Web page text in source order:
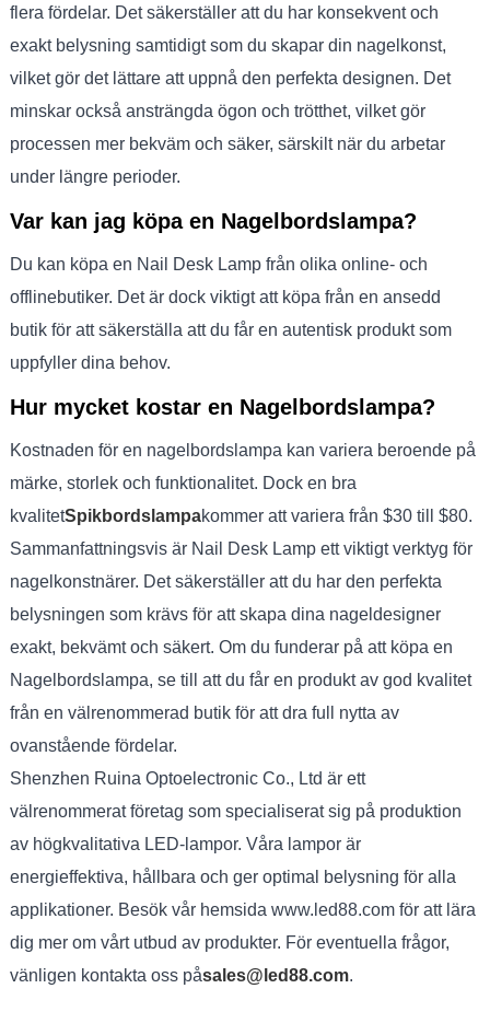
flera fördelar. Det säkerställer att du har konsekvent och
exakt belysning samtidigt som du skapar din nagelkonst,
vilket gör det lättare att uppnå den perfekta designen. Det
minskar också ansträngda ögon och trötthet, vilket gör
processen mer bekväm och säker, särskilt när du arbetar
under längre perioder.
Var kan jag köpa en Nagelbordslampa?
Du kan köpa en Nail Desk Lamp från olika online- och
offlinebutiker. Det är dock viktigt att köpa från en ansedd
butik för att säkerställa att du får en autentisk produkt som
uppfyller dina behov.
Hur mycket kostar en Nagelbordslampa?
Kostnaden för en nagelbordslampa kan variera beroende på
märke, storlek och funktionalitet. Dock en bra
kvalitetSpikbordslampakommer att variera från $30 till $80.
Sammanfattningsvis är Nail Desk Lamp ett viktigt verktyg för
nagelkonstnärer. Det säkerställer att du har den perfekta
belysningen som krävs för att skapa dina nageldesigner
exakt, bekvämt och säkert. Om du funderar på att köpa en
Nagelbordslampa, se till att du får en produkt av god kvalitet
från en välrenommerad butik för att dra full nytta av
ovanstående fördelar.
Shenzhen Ruina Optoelectronic Co., Ltd är ett
välrenommerat företag som specialiserat sig på produktion
av högkvalitativa LED-lampor. Våra lampor är
energieffektiva, hållbara och ger optimal belysning för alla
applikationer. Besök vår hemsida www.led88.com för att lära
dig mer om vårt utbud av produkter. För eventuella frågor,
vänligen kontakta oss påsales@led88.com.